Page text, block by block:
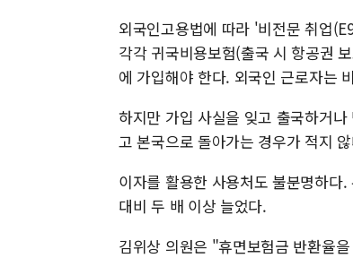
외국인고용법에 따라 '비전문 취업
각각 귀국비용보험(출국 시 항공권
에 가입해야 한다. 외국인 근로자는
하지만 가입 사실을 잊고 출국하거
고 본국으로 돌아가는 경우가 적지
이자를 활용한 사용처도 불분명하다
대비 두 배 이상 늘었다.
김위상 의원은 "휴면보험금 반환율